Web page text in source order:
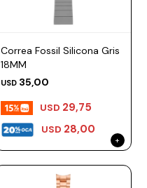
Correa Fossil Silicona Gris
18MM
USD 35,00
USD 28,00
USD 29,75